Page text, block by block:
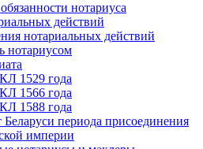
нотариуса
действий
нотариальных действий
нотариусом
1529 года
1566 года
1588 года
Беларуси периода присоединения
империи